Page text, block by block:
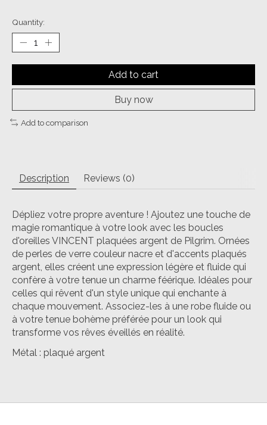
Quantity:
Add to cart
Buy now
Add to comparison
Description Reviews (0)
Dépliez votre propre aventure ! Ajoutez une touche de
magie romantique à votre look avec les boucles
d'oreilles VINCENT plaquées argent de Pilgrim. Ornées
de perles de verre couleur nacre et d'accents plaqués
argent, elles créent une expression légère et fluide qui
confère à votre tenue un charme féérique. Idéales pour
celles qui rêvent d'un style unique qui enchante à
chaque mouvement. Associez-les à une robe fluide ou
à votre tenue bohème préférée pour un look qui
transforme vos rêves éveillés en réalité.
Métal : plaqué argent